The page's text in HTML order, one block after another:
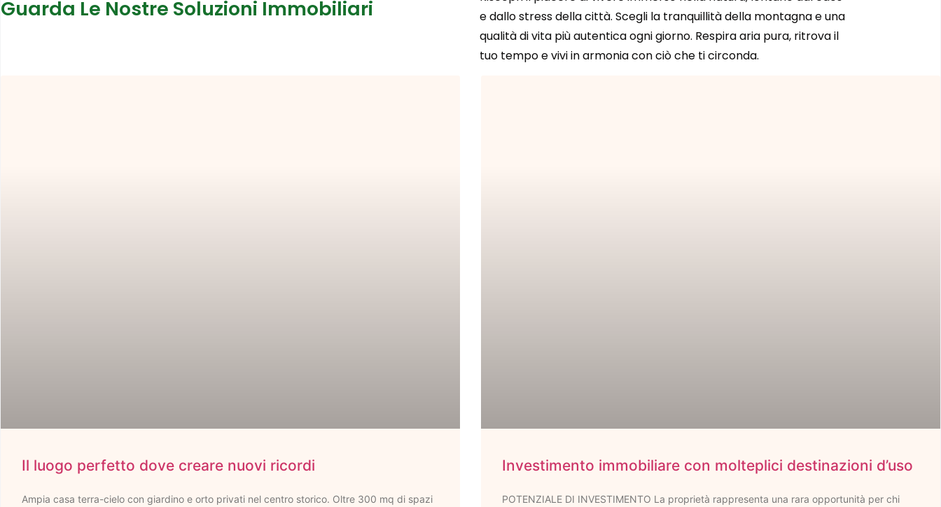
Guarda Le Nostre Soluzioni Immobiliari
e dallo stress della città. Scegli la tranquillità della montagna e una
qualità di vita più autentica ogni giorno. Respira aria pura, ritrova il
tuo tempo e vivi in armonia con ciò che ti circonda.
Il luogo perfetto dove creare nuovi ricordi
Ampia casa terra-cielo con giardino e orto privati nel centro storico. Oltre 300 mq di spazi
Investimento immobiliare con molteplici destinazioni d’uso
POTENZIALE DI INVESTIMENTO La proprietà rappresenta una rara opportunità per chi